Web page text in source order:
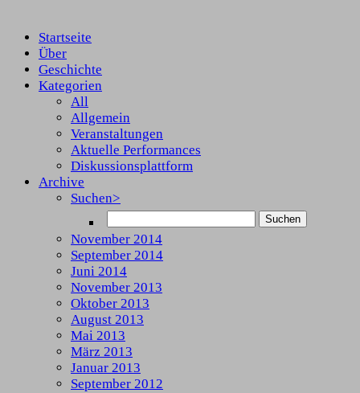
Startseite
Über
Geschichte
Kategorien
All
Allgemein
Veranstaltungen
Aktuelle Performances
Diskussionsplattform
Archive
Suchen>
November 2014
September 2014
Juni 2014
November 2013
Oktober 2013
August 2013
Mai 2013
März 2013
Januar 2013
September 2012